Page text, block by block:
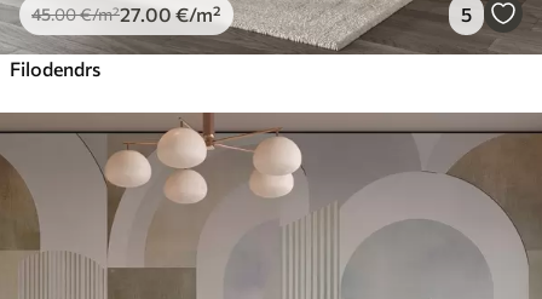
45.00€/m²27 .00 €/m² 5
Filodendrs